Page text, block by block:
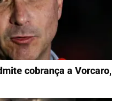
cobrança a Vorcaro,